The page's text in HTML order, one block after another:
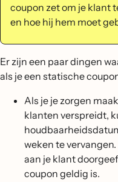
coupon zet om je klant
en hoe hij hem moet
Er zijn een paar dingen
als je een statische
Als je je zorgen
klanten verspreidt,
weken te
aan je klant
coupon geldig is.